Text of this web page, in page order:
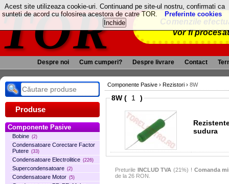
TOR
Comenzile
vor fi
Despre noi Cum cumperi? Despre livrare Contact
Produse
Componente Pasive
Bobine (2)
Condensatoare Corectare Factor
Putere (33)
Condensatoare Electrolitice (226)
Supercondensatoare (2)
Condensatoare Motor (5)
Componente Pasive › Rezistori › 8W
8W ( )
sudura
Preturile INCLUD TVA (21%) ! Comanda
de la 26 RON.
Acest site utilizeaza cookie-uri. Continuand pe site-ul nostru, confirmati ca
sunteti de acord cu folosirea acestora de catre TOR.
Preferinte cookies